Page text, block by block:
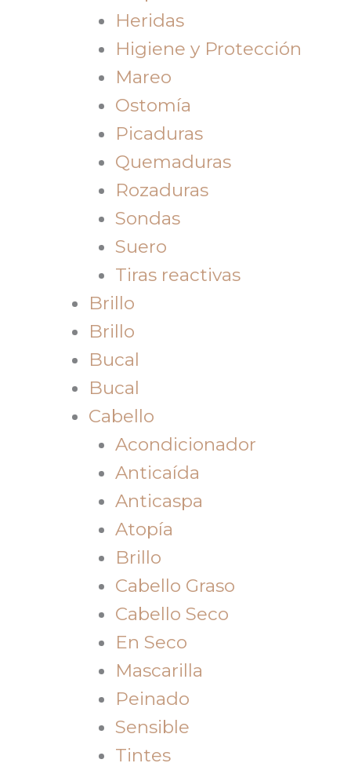
Heridas
Higiene y Protección
Mareo
Ostomía
Picaduras
Quemaduras
Rozaduras
Sondas
Suero
Tiras reactivas
Brillo
Brillo
Bucal
Bucal
Cabello
Acondicionador
Anticaída
Anticaspa
Atopía
Brillo
Cabello Graso
Cabello Seco
En Seco
Mascarilla
Peinado
Sensible
Tintes